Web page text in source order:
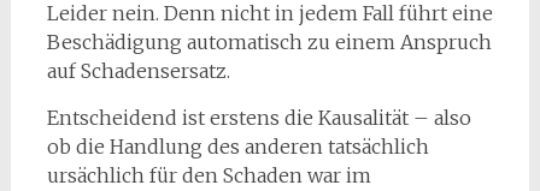
Leider nein. Denn nicht in jedem Fall führt eine
Beschädigung automatisch zu einem Anspruch
auf Schadensersatz.
Entscheidend ist erstens die Kausalität – also
ob die Handlung des anderen tatsächlich
ursächlich für den Schaden war im